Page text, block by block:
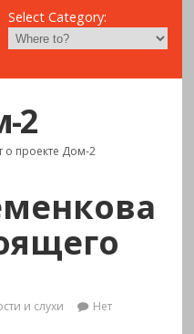
Select Category:
2
о проекте Дом-2
и слухи
Нет